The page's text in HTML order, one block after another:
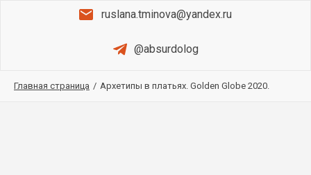
ruslana.tminova@yandex.ru
@absurdolog
Главная страница / Архетипы в платьях. Golden Globe 2020.